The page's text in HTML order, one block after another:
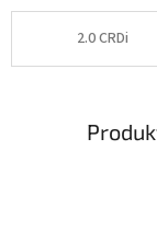
2.0 CRDi